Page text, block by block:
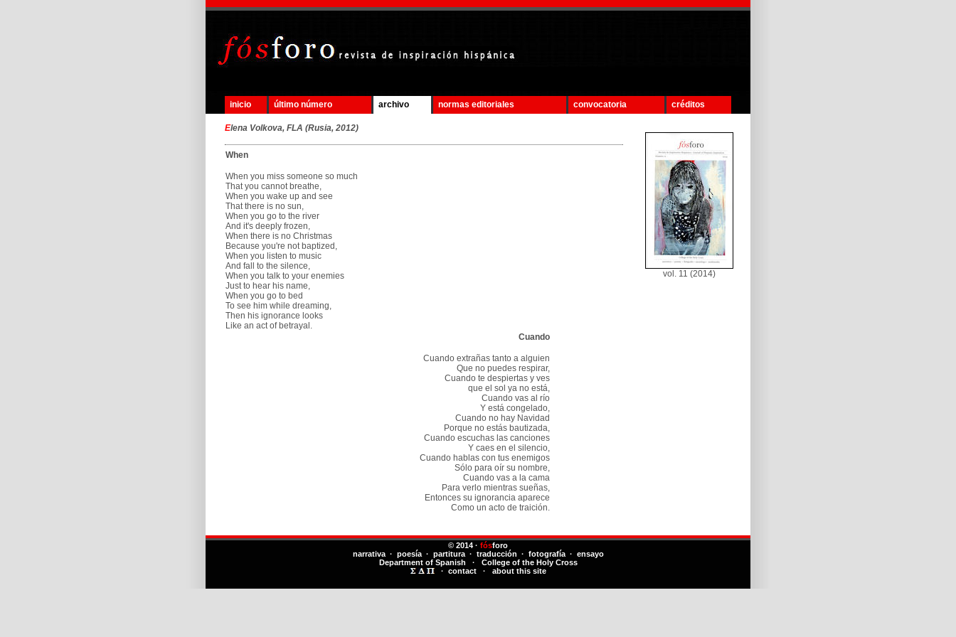
inicio último número archivo normas editoriales convocatoria créditos
Elena Volkova, FLA (Rusia, 2012)
When
When you miss someone so much
That you cannot breathe,
When you wake up and see
That there is no sun,
When you go to the river
And it's deeply frozen,
When there is no Christmas
Because you're not baptized,
When you listen to music
And fall to the silence,
When you talk to your enemies
Just to hear his name,
When you go to bed
To see him while dreaming,
Then his ignorance looks
Like an act of betrayal.
Cuando
Cuando extrañas tanto a alguien
Que no puedes respirar,
Cuando te despiertas y ves
que el sol ya no está,
Cuando vas al río
Y está congelado,
Cuando no hay Navidad
Porque no estás bautizada,
Cuando escuchas las canciones
Y caes en el silencio,
Cuando hablas con tus enemigos
Sólo para oír su nombre,
Cuando vas a la cama
Para verlo mientras sueñas,
Entonces su ignorancia aparece
Como un acto de traición.
vol. 11 (2014)
© 2014 · fósforo
narrativa · poesía · partitura · traducción · fotografía · ensayo
Department of Spanish
· College of the Holy Cross
· contact· about this site